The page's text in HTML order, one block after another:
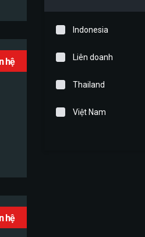
Indonesia
Liên doanh
Thailand
Việt Nam
hệ
hệ